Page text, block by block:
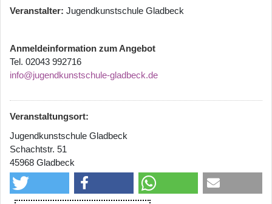
Veranstalter Jugendkunstschule Gladbeck
Anmeldeinformation zum Angebot
Tel. 02043 992716
info@jugendkunstschule-gladbeck.de
Veranstaltungsort:
Jugendkunstschule Gladbeck
Schachtstr. 51
45968 Gladbeck